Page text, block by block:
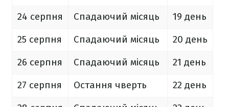
24 серпня
Спадаючий місяць
19 день
25 серпня
Спадаючий місяць
20 день
26 серпня
Спадаючий місяць
21 день
27 серпня
Остання чверть
22 день